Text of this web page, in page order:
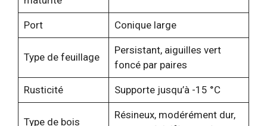
Port Conique large
Type de feuillage
Persistant, aiguilles vert
foncé par paires
Rusticité Supporte jusqu’à -15 °C
Type de bois
Résineux, modérément dur,